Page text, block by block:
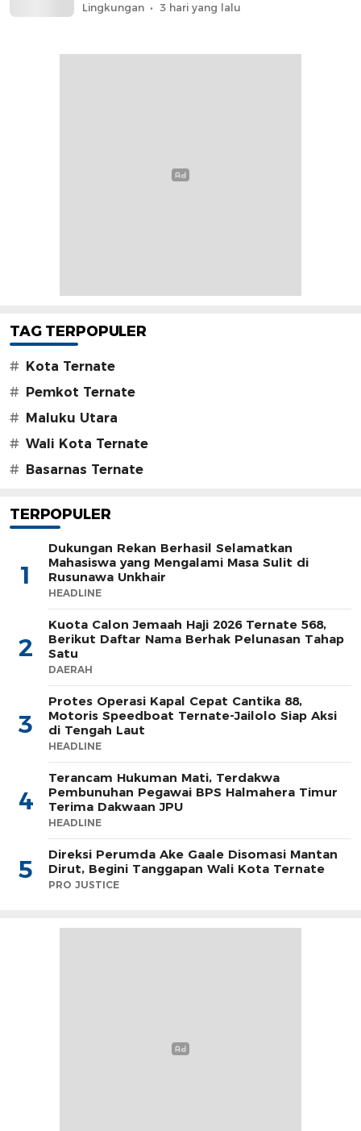
Lingkungan 3 hari yang lalu
TAG TERPOPULER
#
Kota Ternate
#
Pemkot Ternate
#
Maluku Utara
# Wali Kota Ternate
#
Basarnas Ternate
TERPOPULER
1
Dukungan Rekan Berhasil Selamatkan
Mahasiswa yang Mengalami Masa Sulit di
Rusunawa Unkhair
HEADLINE
2
Kuota Calon Jemaah Haji 2026 Ternate 568,
Berikut Daftar Nama Berhak Pelunasan Tahap
Satu
DAERAH
3
Protes Operasi Kapal Cepat Cantika 88,
Motoris Speedboat Ternate-Jailolo Siap Aksi
di Tengah Laut
HEADLINE
4
Terancam Hukuman Mati, Terdakwa
Pembunuhan Pegawai BPS Halmahera Timur
Terima Dakwaan JPU
HEADLINE
5
Direksi Perumda Ake Gaale Disomasi Mantan
Dirut, Begini Tanggapan Wali Kota Ternate
PRO JUSTICE